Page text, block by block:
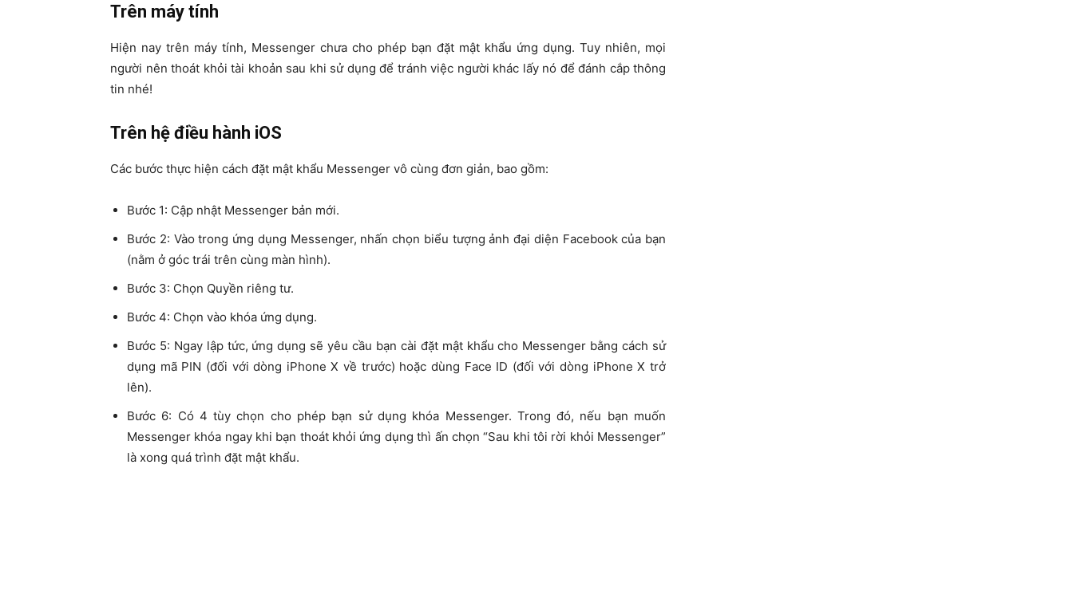
Trên máy tính
Hiện nay trên máy tính, Messenger chưa cho phép bạn đặt mật khẩu ứng dụng. Tuy nhiên, mọi
người nên thoát khỏi tài khoản sau khi sử dụng để tránh việc người khác lấy nó để đánh cắp thông
tin nhé!
Trên hệ điều hành iOS
Các bước thực hiện cách đặt mật khẩu Messenger vô cùng đơn giản, bao gồm:
Bước 1: Cập nhật Messenger bản mới.
Bước 2: Vào trong ứng dụng Messenger, nhấn chọn biểu tượng ảnh đại diện Facebook của bạn
(nằm ở góc trái trên cùng màn hình).
Bước 3: Chọn Quyền riêng tư.
Bước 4: Chọn vào khóa ứng dụng.
Bước 5: Ngay lập tức, ứng dụng sẽ yêu cầu bạn cài đặt mật khẩu cho Messenger bằng cách sử
dụng mã PIN (đối với dòng iPhone X về trước) hoặc dùng Face ID (đối với dòng iPhone X trở
lên).
Bước 6: Có 4 tùy chọn cho phép bạn sử dụng khóa Messenger. Trong đó, nếu bạn muốn
Messenger khóa ngay khi bạn thoát khỏi ứng dụng thì ấn chọn “Sau khi tôi rời khỏi Messenger”
là xong quá trình đặt mật khẩu.